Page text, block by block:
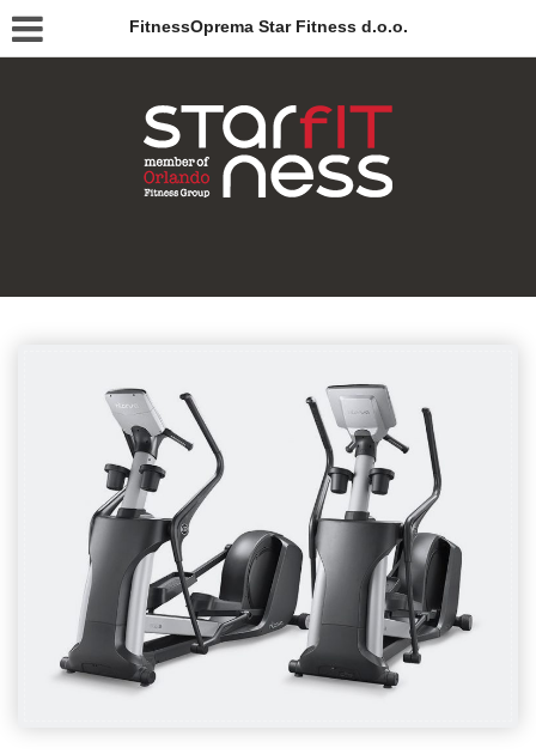
FitnessOprema Star Fitness d.o.o.